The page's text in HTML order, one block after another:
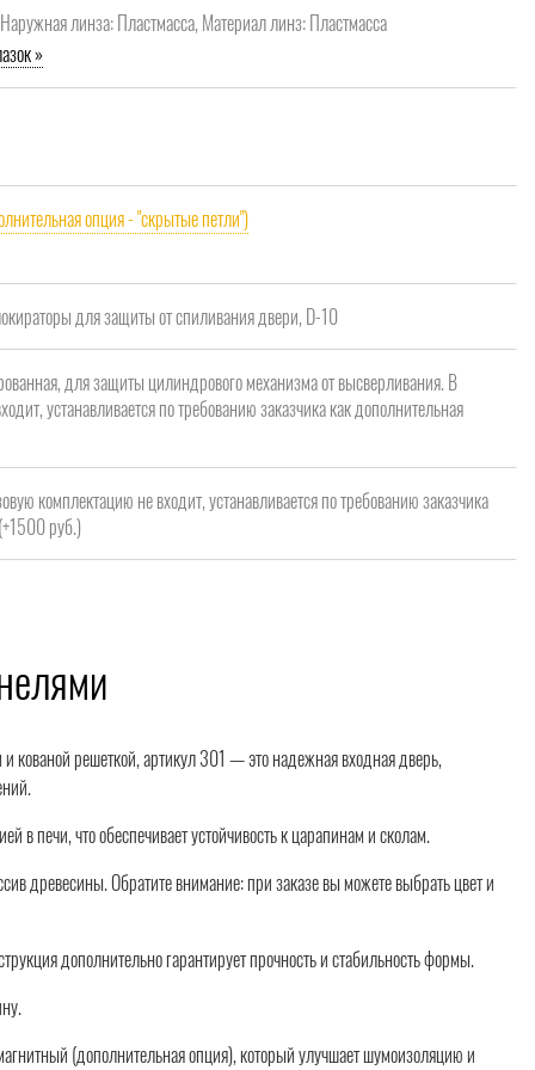
линза: Пластмасса, Материал линз: Пластмасса
»
опция - "скрытые петли")
для защиты от спиливания двери, D-10
для защиты цилиндрового механизма от высверливания. В
устанавливается по требованию заказчика как дополнительная
комплектацию не входит, устанавливается по требованию заказчика
руб.)
и кованой решеткой, артикул 301 — это надежная входная дверь,
печи, что обеспечивает устойчивость к царапинам и сколам.
древесины. Обратите внимание: при заказе вы можете выбрать цвет и
дополнительно гарантирует прочность и стабильность формы.
(дополнительная опция), который улучшает шумоизоляцию и